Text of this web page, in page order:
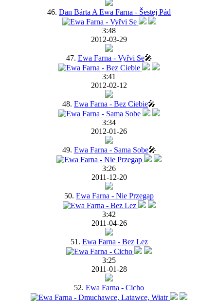
46. Dan Bárta A Ewa Farna - Šestej Pád
3:48
2012-03-29
47. Ewa Farna - Vyřvi Se🎤
3:41
2012-02-12
48. Ewa Farna - Bez Ciebie🎤
3:34
2012-01-26
49. Ewa Farna - Sama Sobe🎤
3:26
2011-12-20
50. Ewa Farna - Nie Przegap
3:42
2011-04-26
51. Ewa Farna - Bez Lez
3:25
2011-01-28
52. Ewa Farna - Cicho